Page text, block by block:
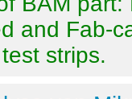
and Fab-
strips.